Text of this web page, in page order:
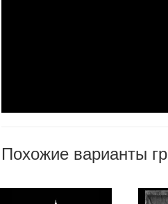
Похожие варианты